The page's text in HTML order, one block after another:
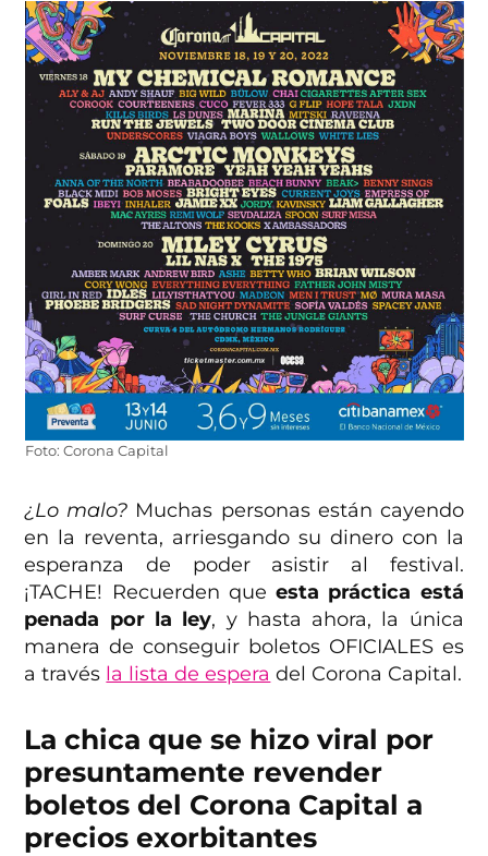
Foto: Corona Capital
¿Lo malo? Muchas personas están cayendo
en la reventa, arriesgando su dinero con la
esperanza de poder asistir al festival.
¡TACHE! Recuerden queesta práctica está
penada por la ley, y hasta ahora, la única
manera de conseguir boletos OFICIALES es
a través la lista de espera del Corona Capital.
La chica que se hizo viral por
presuntamente revender
boletos del Corona Capital a
precios exorbitantes